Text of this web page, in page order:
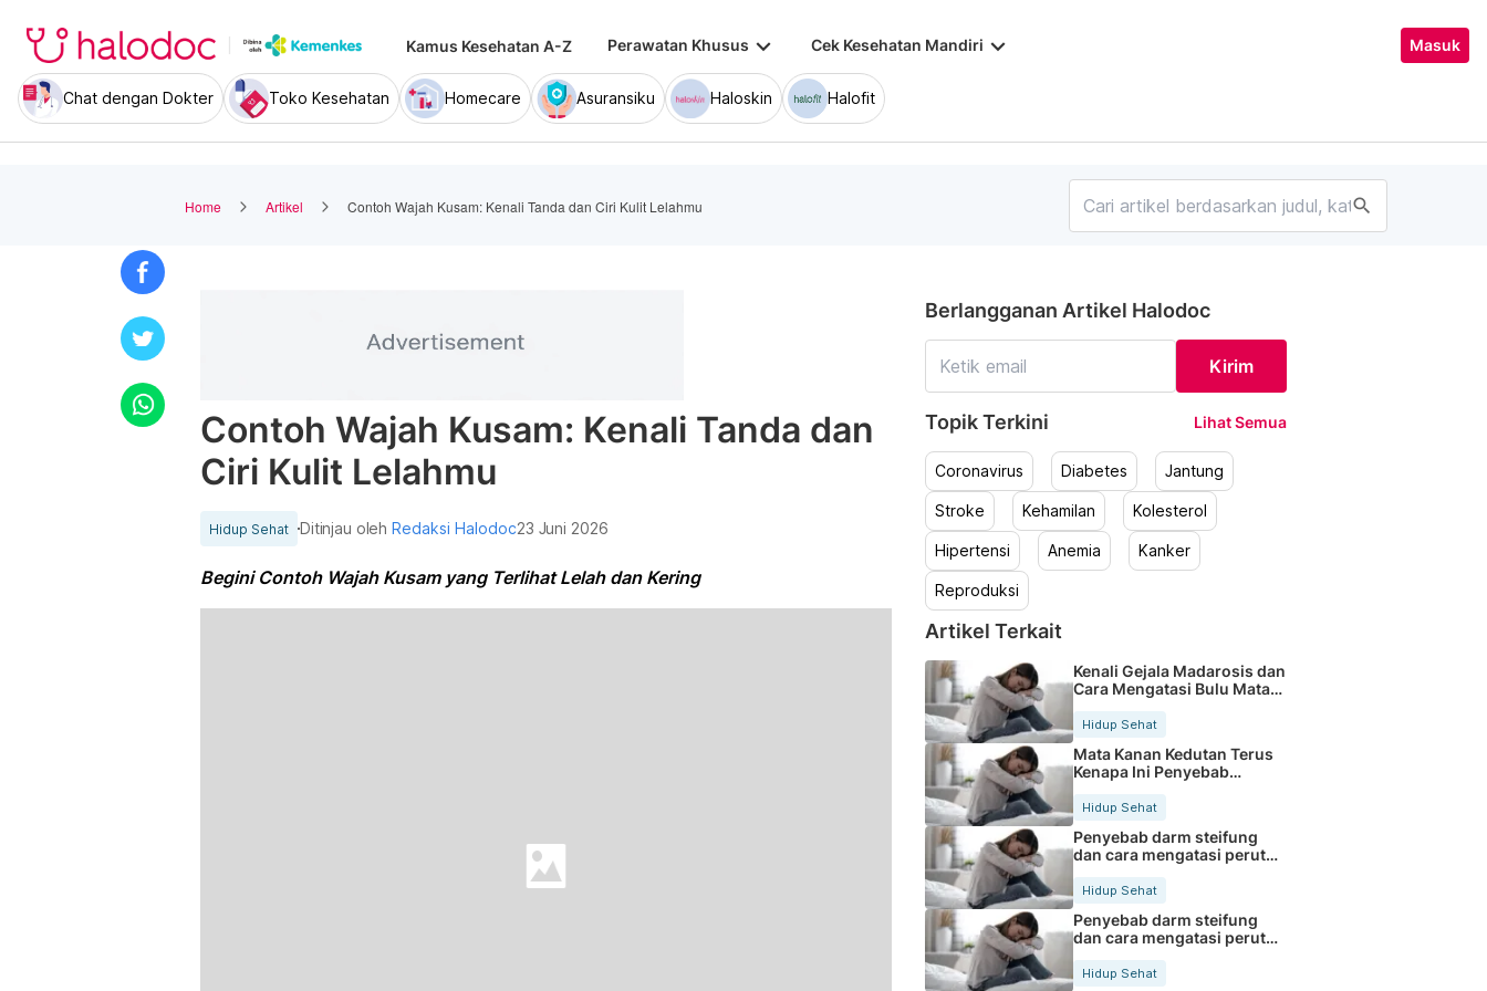
Kamus Kesehatan A-Z Perawatan Khusus keyboard_arrow_down Cek Kesehatan Mandiri keyboard_arrow_down Masuk
Chat dengan Dokter Toko Kesehatan Homecare Asuransiku Haloskin Halofit
Home Artikel Contoh Wajah Kusam: Kenali Tanda dan Ciri Kulit Lelahmu search
Contoh Wajah Kusam: Kenali Tanda dan
Ciri Kulit Lelahmu
Hidup Sehat Ditinjau olehRedaksi Halodoc23 Juni 2026
Begini Contoh Wajah Kusam yang Terlihat Lelah dan Kering
Berlangganan Artikel Halodoc
Kirim
Topik Terkini Lihat Semua
Coronavirus Diabetes Jantung
Stroke Kehamilan Kolesterol
Hipertensi Anemia Kanker
Reproduksi
Artikel Terkait
Kenali Gejala Madarosis dan
Cara Mengatasi Bulu Mata
Hidup Sehat
Mata Kanan Kedutan Terus
Kenapa Ini Penyebab
Hidup Sehat
Penyebab darm steifung
dan cara mengatasi perut
Hidup Sehat
Penyebab darm steifung
dan cara mengatasi perut
Hidup Sehat